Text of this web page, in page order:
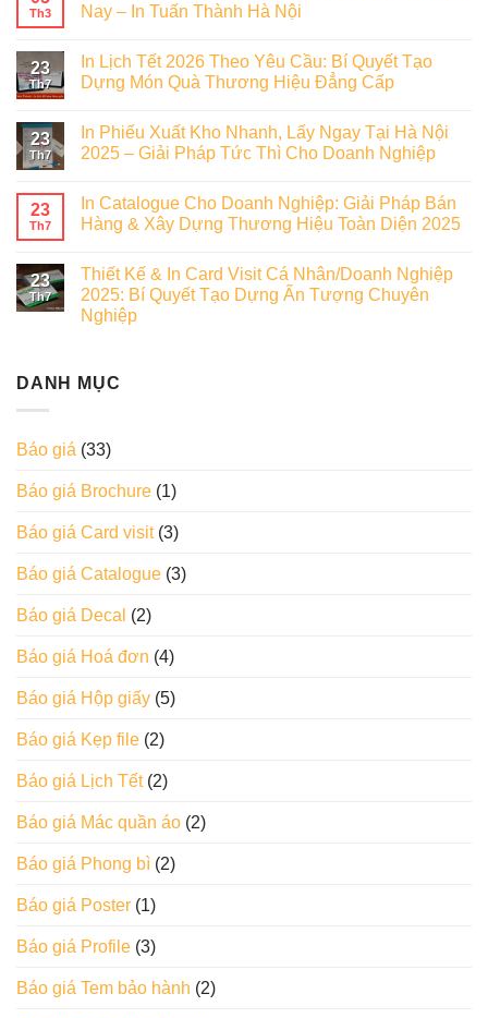
Th3
Nay – In Tuấn Thành Hà Nội
23
Th7
In Lịch Tết 2026 Theo Yêu Cầu: Bí Quyết Tạo
Dựng Món Quà Thương Hiệu Đẳng Cấp
23
Th7
In Phiếu Xuất Kho Nhanh, Lấy Ngay Tại Hà Nội
2025 – Giải Pháp Tức Thì Cho Doanh Nghiệp
23
Th7
In Catalogue Cho Doanh Nghiệp: Giải Pháp Bán
Hàng & Xây Dựng Thương Hiệu Toàn Diện 2025
23
Th7
Thiết Kế & In Card Visit Cá Nhân/Doanh Nghiệp
2025: Bí Quyết Tạo Dựng Ấn Tượng Chuyên
Nghiệp
DANH MỤC
Báo giá (33)
Báo giá Brochure (1)
Báo giá Card visit(3)
Báo giá Catalogue (3)
Báo giá Decal (2)
Báo giá Hoá đơn (4)
Báo giá Hộp giấy (5)
Báo giá Kẹp file (2)
Báo giá Lịch Tết(2)
Báo giá Mác quần áo (2)
Báo giá Phong bì (2)
Báo giá Poster (1)
Báo giá Profile (3)
Báo giá Tem bảo hành (2)